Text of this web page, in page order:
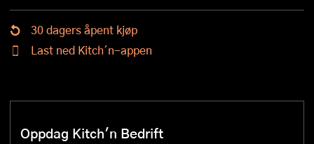
30 dagers åpent kjøp
Last ned Kitch´n-appen
Oppdag Kitch'n Bedrift